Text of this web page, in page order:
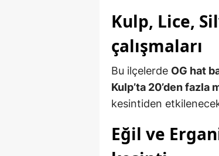
Kulp, Lice,
çalışmaları
Bu ilçelerde OG hat
Kulp’ta 20’den fazla
kesintiden
Eğil ve